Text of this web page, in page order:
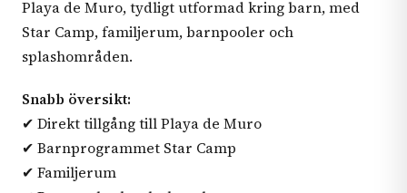
Playa de Muro, tydligt utformad kring barn, med
Star Camp, familjerum, barnpooler och
splashområden.
Snabb översikt:
✔ Direkt tillgång till Playa de Muro
✔ Barnprogrammet Star Camp
✔ Familjerum